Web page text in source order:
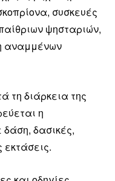
συσκευές
ψησταριών,
αναμμένων
τη διάρκεια της
η
δασικές,
εκτάσεις.